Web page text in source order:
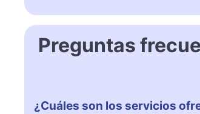
Preguntas
¿Cuáles son los servicios